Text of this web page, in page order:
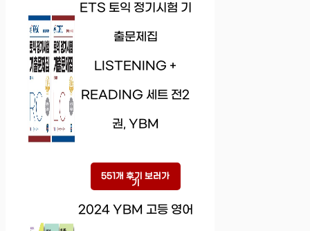
ETS 토익 정기시험 기
출문제집
LISTENING +
READING 세트 전2
권, YBM
551개 후기 보러가
기
2024 YBM 고등 영어